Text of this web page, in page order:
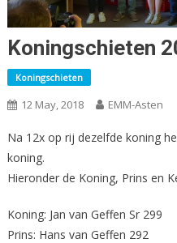
Koningschieten
Koningschieten
12 May, 2018 EMM-Asten
Na 12x op rij dezelfde koning
koning.
Hieronder de Koning, Prins en
Koning: Jan van Geffen Sr 299
Prins: Hans van Geffen 292